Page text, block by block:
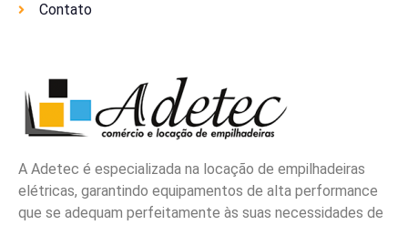
A Adetec é especializada na locação de empilhadeiras
elétricas, garantindo equipamentos de alta performance
que se adequam perfeitamente às suas necessidades de
Contato